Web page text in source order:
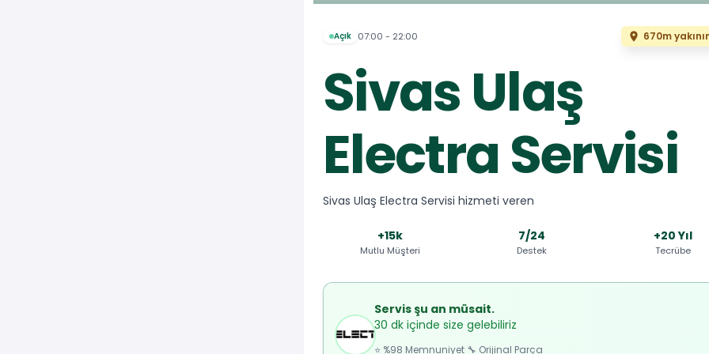
Açık 07:00 - 22:00 670m
Sivas Ulaş
Electra Servisi
Sivas Ulaş Electra Servisi hizmeti veren
+15k
Mutlu Müşteri
7/24
Destek
+20 Yıl
Tecrübe
Servis şu an müsait.
30 dk içinde size gelebiliriz
⭐ %98 Memnuniyet 🔧 Orijinal Parça